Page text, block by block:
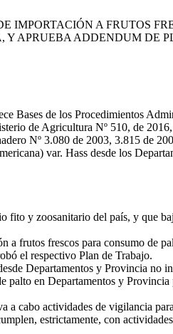
IMPORTACIÓN A FRUTOS
Y APRUEBA ADDENDUM DE
Bases de los Procedimientos
de Agricultura Nº 510, de
Nº 3.080 de 2003, 3.815 de
var. Hass desde los
y zoosanitario del país, y que
frescos para consumo de
el respectivo Plan de Trabajo.
Departamentos y Provincia no
en Departamentos y Provincia
cabo actividades de vigilancia
estrictamente, con